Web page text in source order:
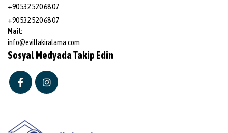
+90 532 520 68 07
+90 532 520 68 07
Mail:
info@evillakiralama.com
Sosyal Medyada Takip Edin